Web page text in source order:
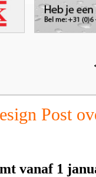
Post
vanaf 1